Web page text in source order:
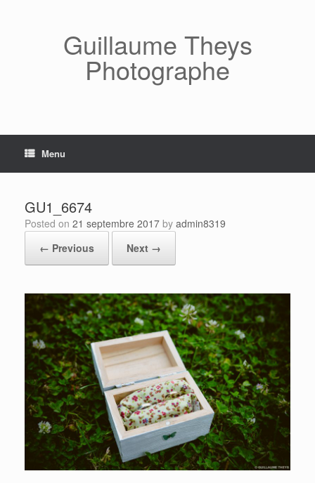
Guillaume Theys
Photographe
Menu
GU1_6674
Posted on 21 septembre 2017 by admin8319
← Previous
Next →